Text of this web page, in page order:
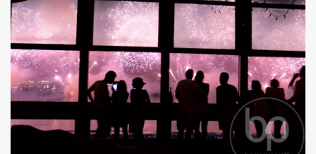
Ho letto ed accettola politica privacysu questo sito
RICEVI LE NOVITÀ